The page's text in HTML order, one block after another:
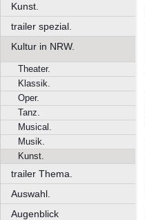
Kunst.
trailer spezial.
Kultur in NRW.
Theater.
Klassik.
Oper.
Tanz.
Musical.
Musik.
Kunst.
trailer Thema.
Auswahl.
Augenblick